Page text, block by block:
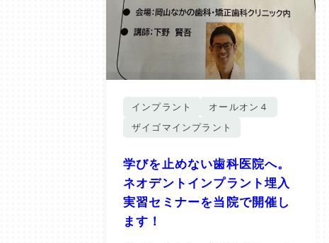
インプラント
オールオン４
ザイゴマインプラント
学びを止めない歯科医院へ。
ネオデントインプラント埋入
実習セミナーを当院で開催し
ます！